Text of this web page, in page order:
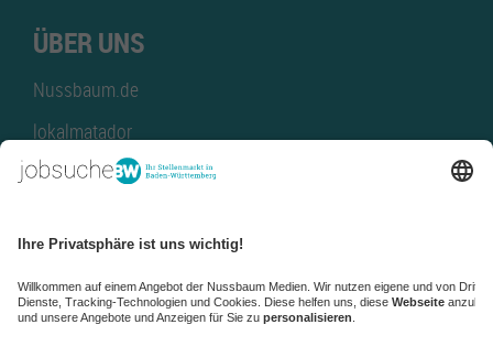
ÜBER UNS
Nussbaum.de
lokalmatador
kaufinBW
NussbaumID
Nussbaum Medien